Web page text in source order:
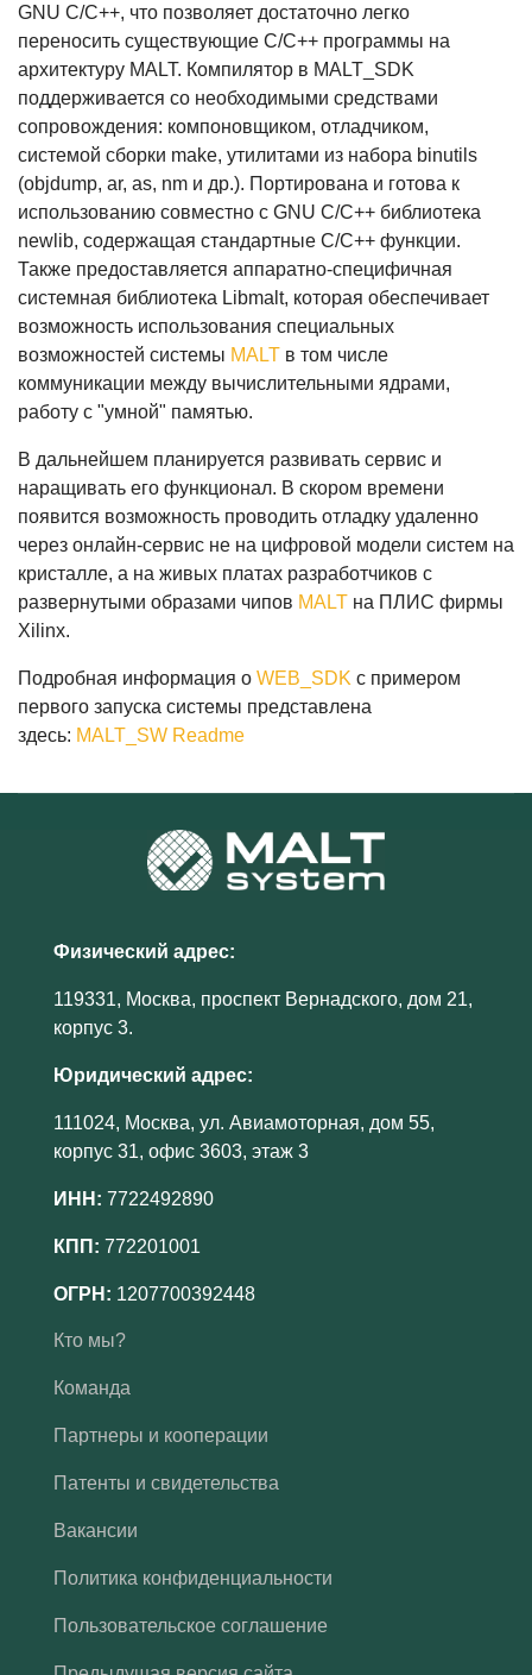
GNU С/С++, что позволяет достаточно легко
переносить существующие С/С++ программы на
архитектуру MALT. Компилятор в MALT_SDK
поддерживается со необходимыми средствами
сопровождения: компоновщиком, отладчиком,
системой сборки make, утилитами из набора binutils
(objdump, ar, as, nm и др.). Портирована и готова к
использованию совместно с GNU C/C++ библиотека
newlib, содержащая стандартные C/C++ функции.
Также предоставляется аппаратно-специфичная
системная библиотека Libmalt, которая обеспечивает
возможность использования специальных
возможностей системы MALT в том числе
коммуникации между вычислительными ядрами,
работу с "умной" памятью.
В дальнейшем планируется развивать сервис и
наращивать его функционал. В скором времени
появится возможность проводить отладку удаленно
через онлайн-сервис не на цифровой модели систем на
кристалле, а на живых платах разработчиков с
развернутыми образами чипов MALT на ПЛИС фирмы
Xilinx.
Подробная информация о WEB_SDK с примером
первого запуска системы представлена
здесь: MALT_SW Readme
Физический адрес:
119331, Москва, проспект Вернадского, дом 21,
корпус 3.
Юридический адрес:
111024, Москва, ул. Авиамоторная, дом 55,
корпус 31, офис 3603, этаж 3
ИНН: 7722492890
КПП: 772201001
ОГРН: 1207700392448
Кто мы?
Команда
Партнеры и кооперации
Патенты и свидетельства
Вакансии
Политика конфиденциальности
Пользовательское соглашение